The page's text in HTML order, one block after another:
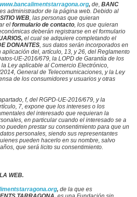
www.bancalimentstarragona.org, de, BANC
es administrador de la página web . Debido al
SITIO WEB , las personas que quieran
el formulario de contacto , los que quieran
deberán registrarse en el formulario
el cual se adquiere completando el
DONANTES , sus datos serán incorporados en
aplicación del, artículo, 13, y 26, del Reglamento
UE-2016/679, la LOPD de Garantía de los
Ley aplicable al Comercio Electrónico,
General de Telecomunicaciones, y la Ley
de los consumidores y usuarios y otras
f, del RGPD-UE-2016/679, y la
7, expone que los intereses o los
del interesado que requieran la
en particular cuando el interesado se a
pueden prestar su consentimiento para que un
personales, siendo sus representantes
pueden hacerlo en su nombre, salvo
que será licito su consentimiento.
WEB.
, de la que es